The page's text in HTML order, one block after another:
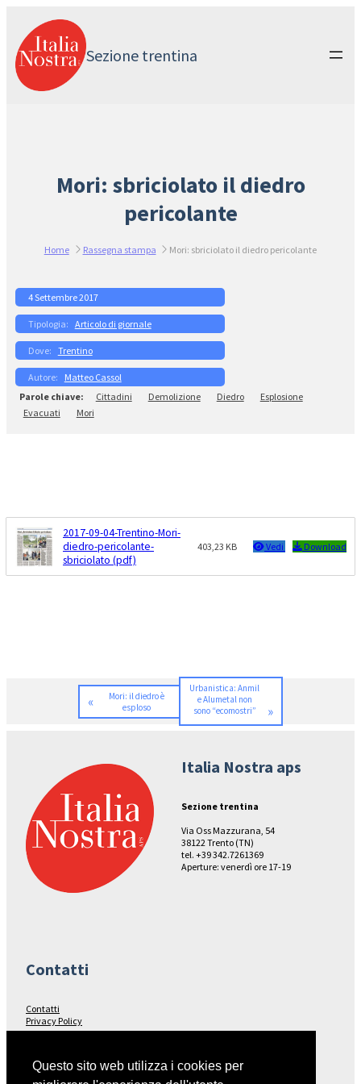
contenuto
Sezione trentina
Mori: sbriciolato il diedro
pericolante
Home Rassegna stampa Mori: sbriciolato il diedro pericolante
4 Settembre 2017
Articolo di giornale
Trentino
Matteo Cassol
Cittadini
Demolizione Diedro
Esplosione
Evacuati
Mori
2017-09-04-Trentino-Mori-
diedro-pericolante-
sbriciolato (pdf)
403,23 KB Vedi Download
«
Mori: il diedro è
esploso
Urbanistica: Anmil
e Alumetal non
sono “ecomostri”
»
Italia Nostra aps
Sezione trentina
Via Oss Mazzurana, 54
38122 Trento (TN)
tel. +39 342.7261369
Aperture: venerdì ore 17-19
Contatti
Contatti
Privacy Policy
Seguici su…
Questo sito web utilizza i cookies per